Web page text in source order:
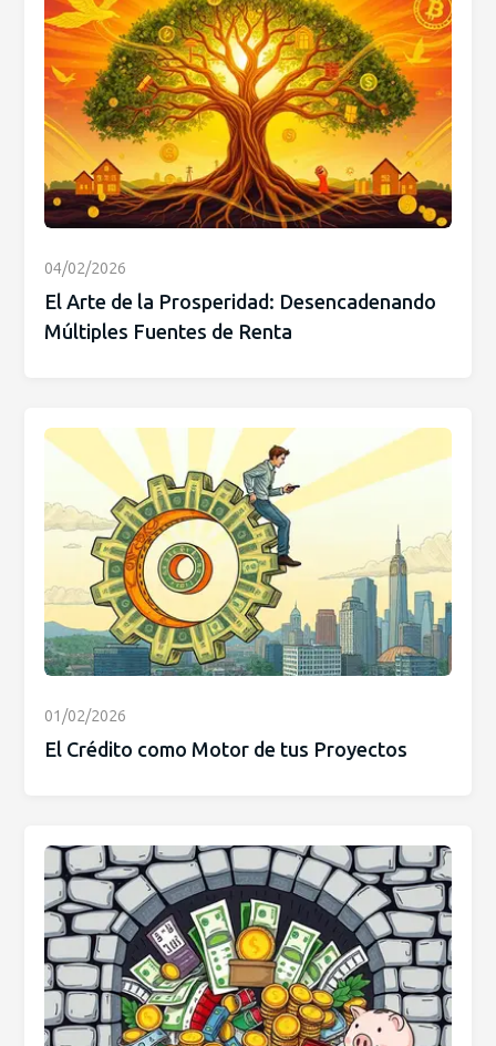
04/02/2026
El Arte de la Prosperidad: Desencadenando
Múltiples Fuentes de Renta
01/02/2026
El Crédito como Motor de tus Proyectos